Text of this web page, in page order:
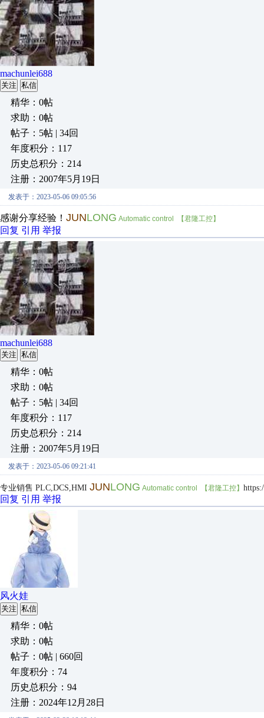
machunlei688
关注 私信
精华：0帖
求助：0帖
帖子：5帖 | 34回
年度积分：117
历史总积分：214
注册：2007年5月19日
发表于：2023-05-06 09:05:56
感谢分享经验！ JUNLONG Automatic control 【君隆工控】
回复 引用 举报
machunlei688
关注 私信
精华：0帖
求助：0帖
帖子：5帖 | 34回
年度积分：117
历史总积分：214
注册：2007年5月19日
发表于：2023-05-06 09:21:41
专业销售 PLC,DCS,HMI JUNLONG Automatic control 【君隆工控】
回复 引用 举报
风火娃
关注 私信
精华：0帖
求助：0帖
帖子：0帖 | 660回
年度积分：74
历史总积分：94
注册：2024年12月28日